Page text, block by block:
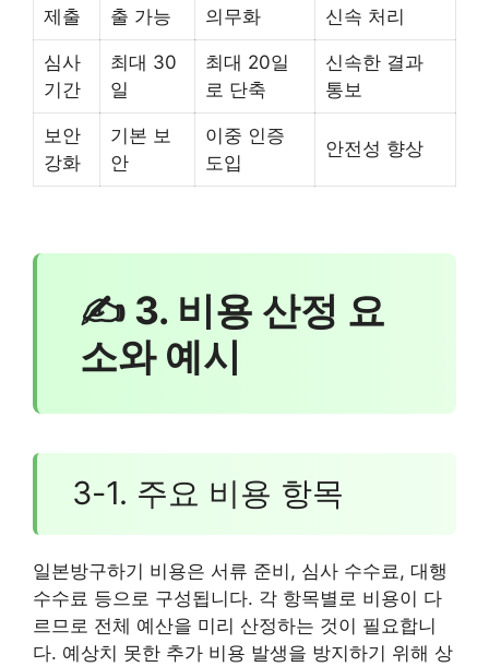
제출 출 가능 의무화 신속 처리
심사
기간
최대 30
일
최대 20일
로 단축
신속한 결과
통보
보안
강화
기본 보
안
이중 인증
도입
안전성 향상
✍ 3. 비용 산정 요
소와 예시
3-1. 주요 비용 항목
일본방구하기 비용은 서류 준비, 심사 수수료, 대행
수수료 등으로 구성됩니다. 각 항목별로 비용이 다
르므로 전체 예산을 미리 산정하는 것이 필요합니
다. 예상치 못한 추가 비용 발생을 방지하기 위해 상